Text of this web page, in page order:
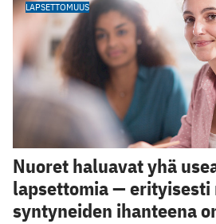
LAPSETTOMUUS
Nuoret haluavat yhä
lapsettomia — erityisesti
syntyneiden ihanteena